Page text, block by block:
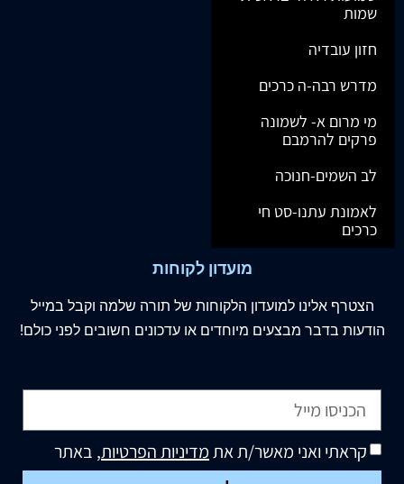
שמות
חזון עובדיה
מדרש רבה-ה כרכים
מי מרום א- לשמונה
פרקים להרמבם
לב השמים-חנוכה
לאמונת עתנו-סט חי
כרכים
מועדון לקוחות
הצטרף אלינו למועדון הלקוחות של תורה שלמה וקבל במייל
הודעות בדבר מבצעים מיוחדים או עדכונים חשובים לפני כולם!
קראתי ואני מאשר/ת אתמדיניות הפרטיות, באתר